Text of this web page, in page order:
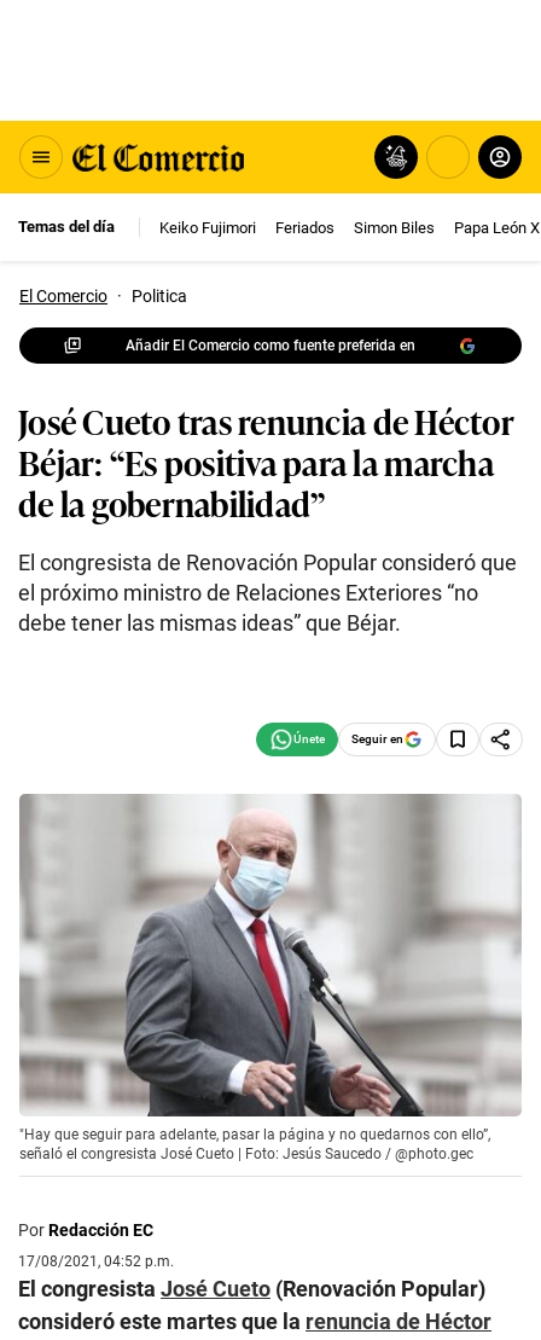
Temas del día Keiko Fujimori Feriados Simon Biles Papa León
El Comercio · Politica
Añadir El Comercio como fuente preferida en
José Cueto tras renuncia de Héctor
Béjar: “Es positiva para la marcha
de la gobernabilidad”
El congresista de Renovación Popular consideró que
el próximo ministro de Relaciones Exteriores “no
debe tener las mismas ideas” que Béjar.
Seguir en
"Hay que seguir para adelante, pasar la página y no quedarnos con ello”,
señaló el congresista José Cueto | Foto: Jesús Saucedo / @photo.gec
PorRedacción EC
17/08/2021, 04:52 p.m.
El congresista José Cueto (Renovación Popular)
consideró este martes que la renuncia de Héctor